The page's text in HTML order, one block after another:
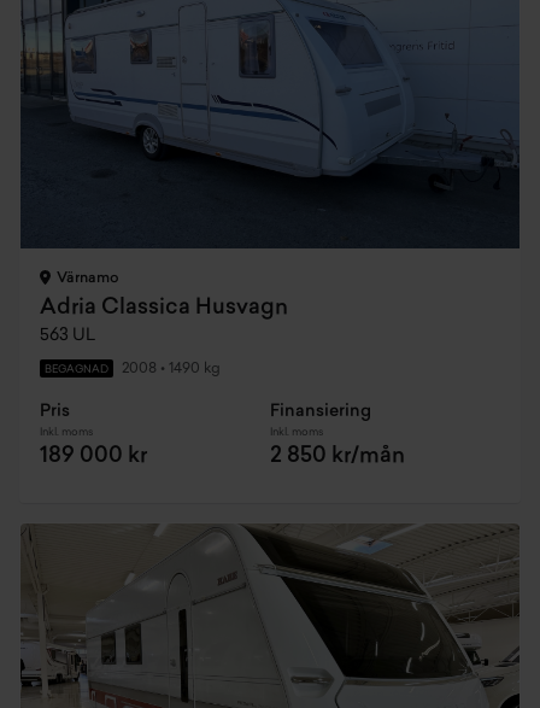
Värnamo
Adria Classica Husvagn
563 UL
BEGAGNAD 2008 • 1490 kg
Pris
Inkl. moms
189 000 kr
Finansiering
Inkl. moms
2 850 kr/mån